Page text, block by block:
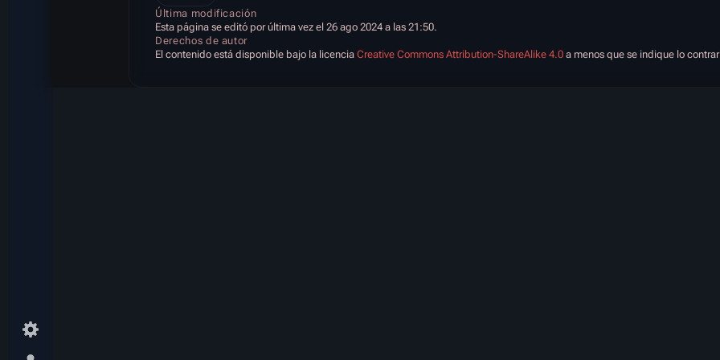
Última modificación
Esta página se editó por última vez el 26 ago 2024 a las 21:50.
Derechos de autor
El contenido está disponible bajo la licencia Creative Commons Attribution-ShareAlike 4.0 a menos que se indique lo